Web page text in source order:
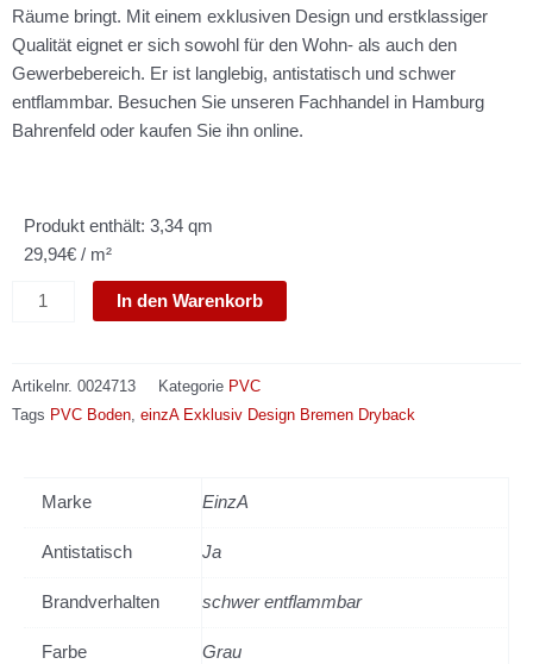
Räume bringt. Mit einem exklusiven Design und erstklassiger
Qualität eignet er sich sowohl für den Wohn- als auch den
Gewerbebereich. Er ist langlebig, antistatisch und schwer
entflammbar. Besuchen Sie unseren Fachhandel in Hamburg
Bahrenfeld oder kaufen Sie ihn online.
Produkt enthält: 3,34 qm
29,94€ / m²
einzA
Bremen
Dryback
In den Warenkorb
Artikelnr. 0024713 Kategorie PVC
Tags PVC Boden einzA Exklusiv Design Bremen Dryback
Marke EinzA
Antistatisch Ja
Brandverhalten schwer entflammbar
Farbe Grau